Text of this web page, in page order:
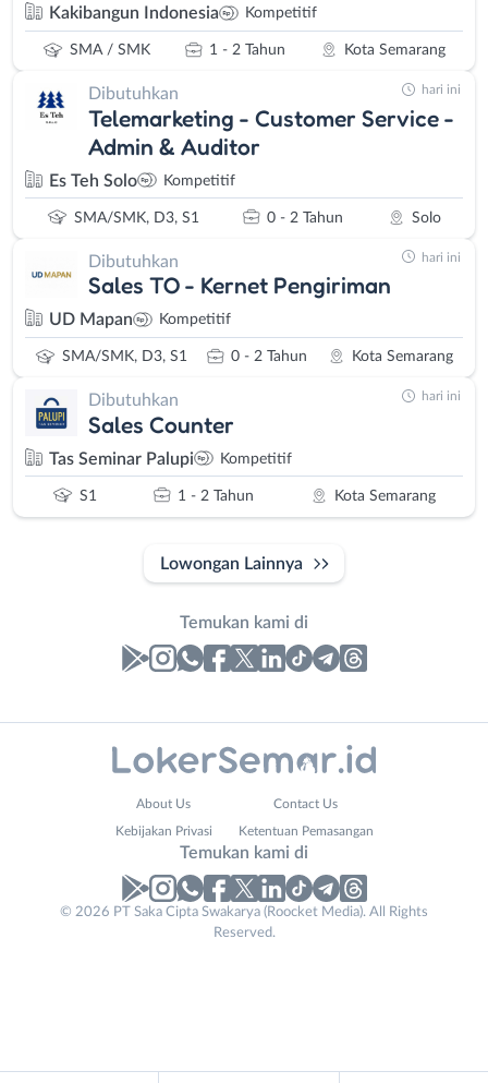
Kakibangun Indonesia Kompetitif
SMA / SMK 1 - 2 Tahun Kota Semarang
Dibutuhkan
Telemarketing - Customer Service -
Admin & Auditor
Es Teh Solo Kompetitif
SMA/SMK, D3, S1 0 - 2 Tahun Solo
hari ini
Dibutuhkan
Sales TO - Kernet Pengiriman
UD Mapan Kompetitif
SMA/SMK, D3, S1 0 - 2 Tahun Kota Semarang
hari ini
Dibutuhkan
Sales Counter
Tas Seminar Palupi Kompetitif
S1 1 - 2 Tahun Kota Semarang
hari ini
Lowongan Lainnya
Temukan kami di
No. Telp /
Asisten
Grobogan
About Us Contact Us
Kebijakan Privasi Ketentuan Pemasangan
Temukan kami di
© 2026 PT Saka Cipta Swakarya (Roocket Media). All Rights
Reserved.